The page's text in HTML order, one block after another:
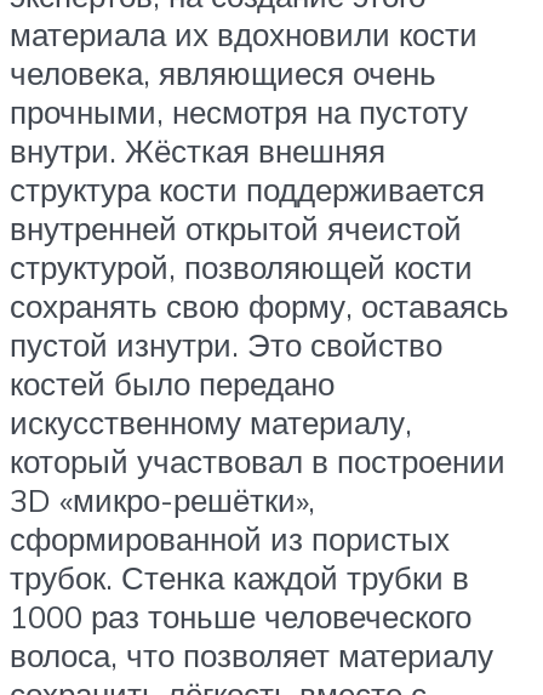
материала их вдохновили кости
человека, являющиеся очень
прочными, несмотря на пустоту
внутри. Жёсткая внешняя
структура кости поддерживается
внутренней открытой ячеистой
структурой, позволяющей кости
сохранять свою форму, оставаясь
пустой изнутри. Это свойство
костей было передано
искусственному материалу,
который участвовал в построении
3D «микро-решётки»,
сформированной из пористых
трубок. Стенка каждой трубки в
1000 раз тоньше человеческого
волоса, что позволяет материалу